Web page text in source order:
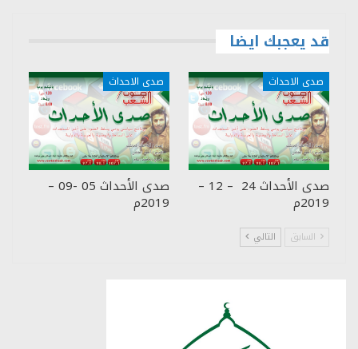
قد يعجبك ايضا
صدى الاحداث
صدى الأحداث 24 – 12 –
2019م
صدى الاحداث
صدى الأحداث 05 -09 –
2019م
السابق التالي